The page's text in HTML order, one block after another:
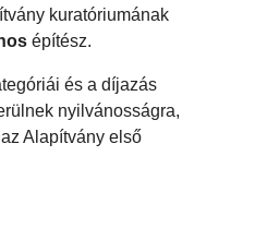
kuratóriumának
építész.
és a díjazás
nyilvánosságra,
Alapítvány első